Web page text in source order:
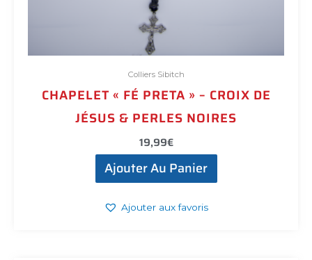
Colliers Sibitch
CHAPELET « FÉ PRETA » – CROIX DE
JÉSUS & PERLES NOIRES
19,99€
Ajouter Au Panier
Ajouter aux favoris